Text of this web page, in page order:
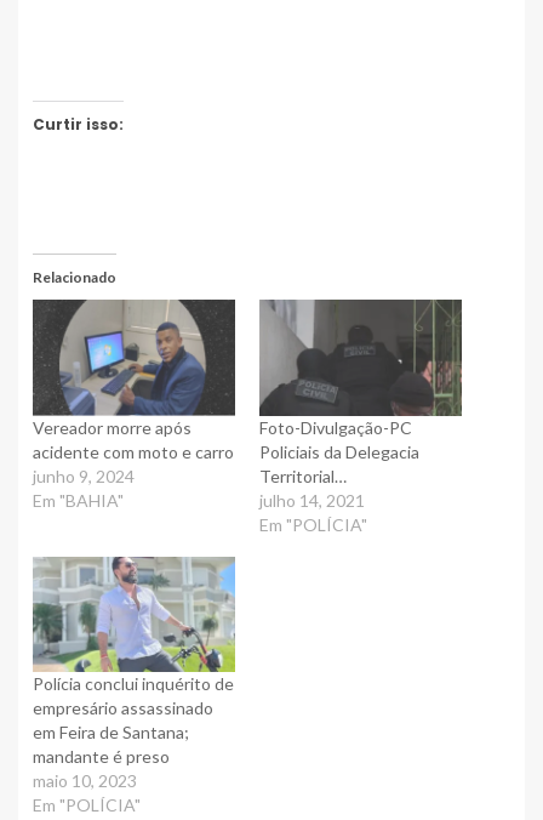
Curtir isso:
Relacionado
Vereador morre após
acidente com moto e carro
junho 9, 2024
Em "BAHIA"
Foto-Divulgação-PC
Policiais da Delegacia
Territorial…
julho 14, 2021
Em "POLÍCIA"
Polícia conclui inquérito de
empresário assassinado
em Feira de Santana;
mandante é preso
maio 10, 2023
Em "POLÍCIA"